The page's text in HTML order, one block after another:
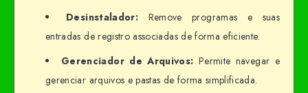
Desinstalador: Remove programas e suas
entradas de registro associadas de forma eficiente.
Gerenciador de Arquivos: Permite navegar e
gerenciar arquivos e pastas de forma simplificada.